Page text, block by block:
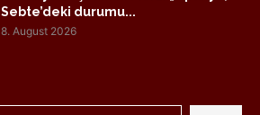
Sebte’deki durumu...
8. August 2026